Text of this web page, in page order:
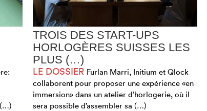
(…)
TROIS DES START-UPS
HORLOGÈRES SUISSES LES
PLUS (…)
LE DOSSIER Furlan Marri, Initium et Qlock
collaborent pour proposer une expérience «en
immersion» dans un atelier d’horlogerie, où il
sera possible d’assembler sa (…)